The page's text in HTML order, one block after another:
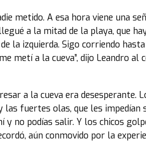
metido. A esa hora viene una
a la mitad de la playa, que
la izquierda. Sigo corriendo
metí a la cueva”, dijo Leandro al
a la cueva era desesperante.
las fuertes olas, que les impedían
y no podías salir. Y los chicos
aún conmovido por la